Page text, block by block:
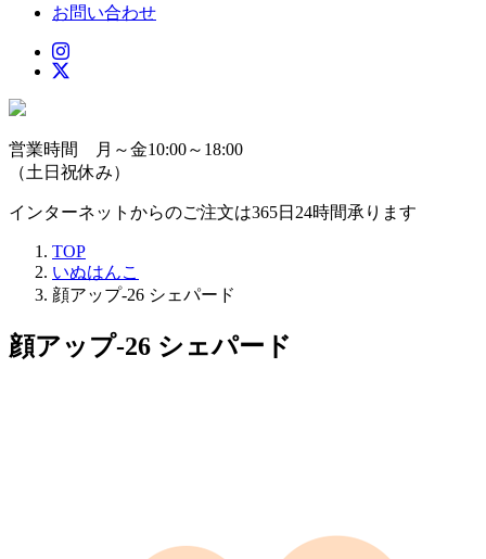
お問い合わせ
営業時間 月～金10:00～18:00
（土日祝休み）
インターネットからのご注文は365日24時間承ります
TOP
いぬはんこ
顔アップ-26 シェパード
顔アップ-26 シェパード